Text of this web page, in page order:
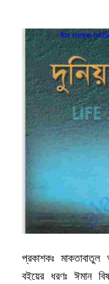
প্রকাশকঃ
বইয়ের ধরণঃ ঈমান